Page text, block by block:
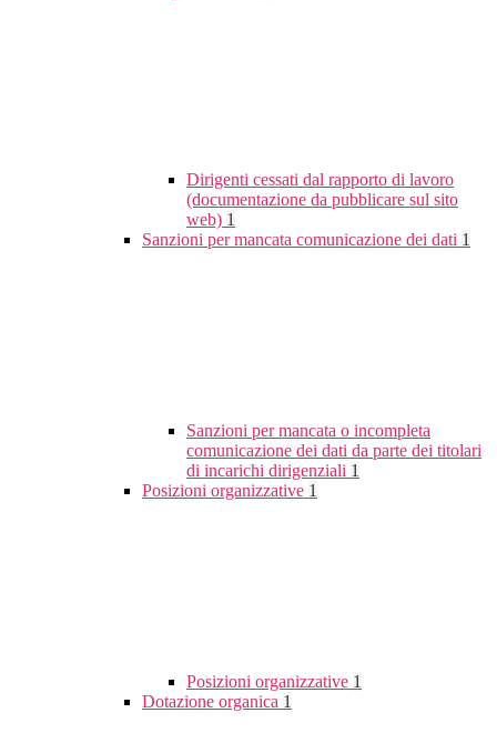
Dirigenti cessati dal rapporto di lavoro
(documentazione da pubblicare sul sito
web) 1
Sanzioni per mancata comunicazione dei dati 1
Sanzioni per mancata o incompleta
comunicazione dei dati da parte dei titolari
di incarichi dirigenziali 1
Posizioni organizzative 1
Posizioni organizzative 1
Dotazione organica 1